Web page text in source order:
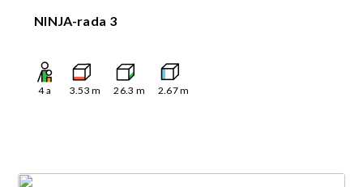
NINJA-rada 3
4a 3.53 m 26.3 m 2.67m